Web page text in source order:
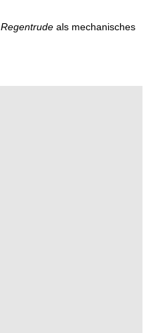
Regentrude als mechanisches